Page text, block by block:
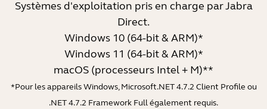
Systèmes d'exploitation pris en charge par Jabra
Direct.
Windows 10 (64-bit & ARM)*
Windows 11 (64-bit & ARM)*
macOS (processeurs Intel + M)**
*Pour les appareils Windows, Microsoft.NET 4.7.2 Client Profile ou
.NET 4.7.2 Framework Full également requis.